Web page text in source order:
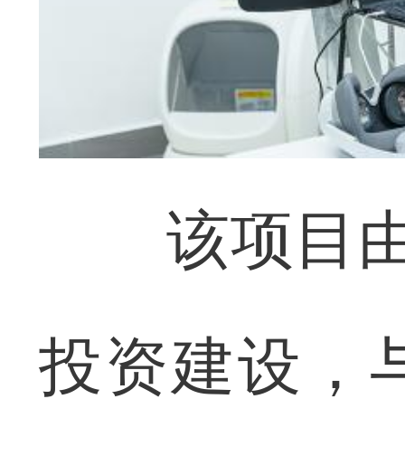
该项目由
投资建设，